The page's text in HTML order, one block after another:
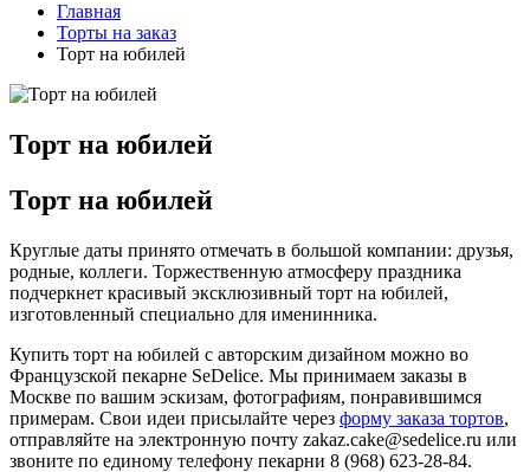
Главная
Торты на заказ
Торт на юбилей
Торт на юбилей
Торт на юбилей
Круглые даты принято отмечать в большой компании: друзья,
родные, коллеги. Торжественную атмосферу праздника
подчеркнет красивый эксклюзивный торт на юбилей,
изготовленный специально для именинника.
Купить торт на юбилей с авторским дизайном можно во
Французской пекарне SeDelice. Мы принимаем заказы в
Москве по вашим эскизам, фотографиям, понравившимся
примерам. Свои идеи присылайте через форму заказа тортов,
отправляйте на электронную почту zakaz.cake@sedelice.ru или
звоните по единому телефону пекарни 8 (968) 623-28-84.